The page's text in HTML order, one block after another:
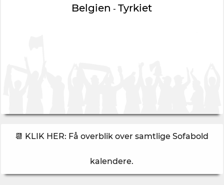
Belgien -Tyrkiet
📆 KLIK HER: Få overblik over samtlige Sofabold
kalendere.